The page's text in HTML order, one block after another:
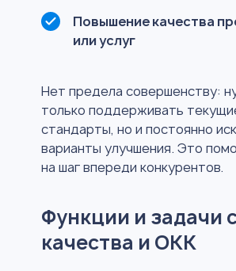
Повышение качества
или услуг
Нет предела совершенству:
только поддерживать
стандарты, но и постоянно
варианты улучшения. Это
на шаг впереди конкурентов.
Функции и задачи
качества и ОКК